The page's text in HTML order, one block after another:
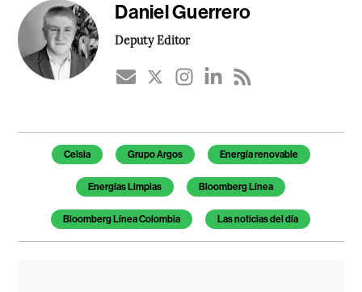
Daniel Guerrero
Deputy Editor
Temas de este artículo
Celsia Grupo Argos Energía renovable
Energías Limpias Bloomberg Línea
Bloomberg Línea Colombia Las noticias del día